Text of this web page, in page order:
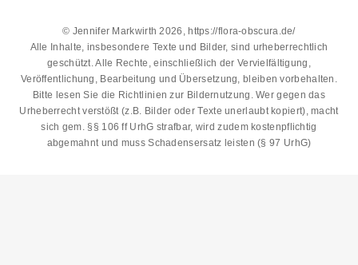
© Jennifer Markwirth 2026, https://flora-obscura.de/
Alle Inhalte, insbesondere Texte und Bilder, sind urheberrechtlich
geschützt. Alle Rechte, einschließlich der Vervielfältigung,
Veröffentlichung, Bearbeitung und Übersetzung, bleiben vorbehalten.
Bitte lesen Sie die Richtlinien zur Bildernutzung . Wer gegen das
Urheberrecht verstößt (z.B. Bilder oder Texte unerlaubt kopiert), macht
sich gem. §§ 106 ff UrhG strafbar, wird zudem kostenpflichtig
abgemahnt und muss Schadensersatz leisten (§ 97 UrhG)